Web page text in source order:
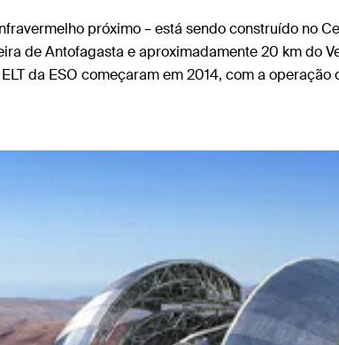
próximo – está sendo construído no
de Antofagasta e aproximadamente 20 km do
da ESO começaram em 2014, com a